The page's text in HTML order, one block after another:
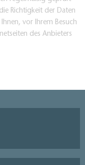
Richtigkeit der Daten
vor Ihrem Besuch
des Anbieters